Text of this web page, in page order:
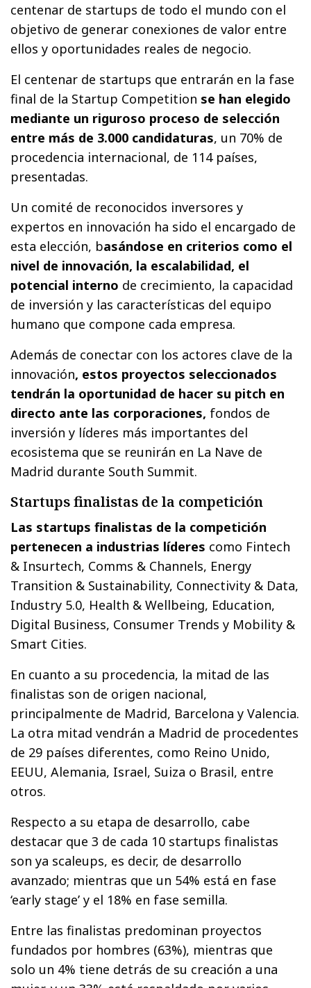
centenar de startups de todo el mundo con el
objetivo de generar conexiones de valor entre
ellos y oportunidades reales de negocio.
El centenar de startups que entrarán en la fase
final de la Startup Competition se han elegido
mediante un riguroso proceso de selección
entre más de 3.000 candidaturas, un 70% de
procedencia internacional, de 114 países,
presentadas.
Un comité de reconocidos inversores y
expertos en innovación ha sido el encargado de
esta elección, basándose en criterios como el
nivel de innovación, la escalabilidad, el
potencial interno de crecimiento, la capacidad
de inversión y las características del equipo
humano que compone cada empresa.
Además de conectar con los actores clave de la
innovación, estos proyectos seleccionados
tendrán la oportunidad de hacer su pitch en
directo ante las corporaciones, fondos de
inversión y líderes más importantes del
ecosistema que se reunirán en La Nave de
Madrid durante South Summit.
Startups finalistas de la competición
Las startups finalistas de la competición
pertenecen a industrias líderes como Fintech
& Insurtech, Comms & Channels, Energy
Transition & Sustainability, Connectivity & Data,
Industry 5.0, Health & Wellbeing, Education,
Digital Business, Consumer Trends y Mobility &
Smart Cities.
En cuanto a su procedencia, la mitad de las
finalistas son de origen nacional,
principalmente de Madrid, Barcelona y Valencia.
La otra mitad vendrán a Madrid de procedentes
de 29 países diferentes, como Reino Unido,
EEUU, Alemania, Israel, Suiza o Brasil, entre
otros.
Respecto a su etapa de desarrollo, cabe
destacar que 3 de cada 10 startups finalistas
son ya scaleups, es decir, de desarrollo
avanzado; mientras que un 54% está en fase
‘early stage’ y el 18% en fase semilla.
Entre las finalistas predominan proyectos
fundados por hombres (63%), mientras que
solo un 4% tiene detrás de su creación a una